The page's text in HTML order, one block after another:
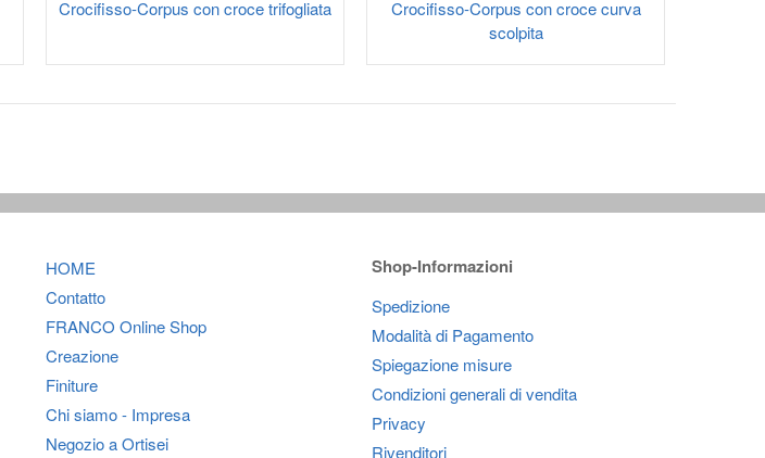
Crocifisso-Corpus con croce trifogliata
Crocifisso-Corpus con croce curva
scolpita
HOME
Contatto
FRANCO Online Shop
Creazione
Finiture
Chi siamo - Impresa
Negozio a Ortisei
Shop-Informazioni
Spedizione
Modalità di Pagamento
Spiegazione misure
Condizioni generali di vendita
Privacy
Rivenditori